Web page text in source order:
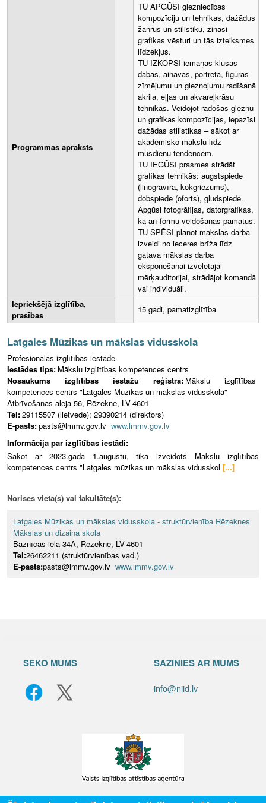
Programmas apraksts
TU APGŪSI glezniecības
kompozīciju un tehnikas, dažādus
žanrus un stilistiku, zināsi
grafikas vēsturi un tās izteiksmes
līdzekļus.
TU IZKOPSI iemaņas klusās
dabas, ainavas, portreta, figūras
zīmējumu un gleznojumu radīšanā
akrila, eļļas un akvareļkrāsu
tehnikās. Veidojot radošas gleznu
un grafikas kompozīcijas, iepazīsi
dažādas stilistikas – sākot ar
akadēmisko mākslu līdz
mūsdienu tendencēm.
TU IEGŪSI prasmes strādāt
grafikas tehnikās: augstspiede
(linogravīra, kokgriezums),
dobspiede (oforts), gludspiede.
Apgūsi fotogrāfijas, datorgrafikas,
kā arī formu veidošanas pamatus.
TU SPĒSI plānot mākslas darba
izveidi no ieceres brīža līdz
gatava mākslas darba
eksponēšanai izvēlētajai
mērķauditorijai, strādājot komandā
vai individuāli.
Iepriekšējā izglītība,
prasības
15 gadi, pamatizglītība
Latgales Mūzikas un mākslas vidusskola
Profesionālās izglītības iestāde
Iestādes tips: Mākslu izglītības kompetences centrs
Nosaukums izglītības iestāžu reģistrā: Mākslu izglītības
kompetences centrs "Latgales Mūzikas un mākslas vidusskola"
Atbrīvošanas aleja 56, Rēzekne, LV-4601
Tel:29115507 (lietvede); 29390214 (direktors)
E-pasts:pasts@lmmv.gov.lv www.lmmv.gov.lv
Informācija par izglītības iestādi:
Sākot ar 2023.gada 1.augustu, tika izveidots Mākslu izglītības
kompetences centrs "Latgales mūzikas un mākslas vidusskol [...]
Norises vieta(s) vai fakultāte(s):
Latgales Mūzikas un mākslas vidusskola - struktūrvienība Rēzeknes
Mākslas un dizaina skola
Baznīcas iela 34A, Rēzekne, LV-4601
Tel:26462211 (struktūrvienības vad.)
E-pasts:pasts@lmmv.gov.lv www.lmmv.gov.lv
SEKO MUMS SAZINIES AR MUMS
info@niid.lv